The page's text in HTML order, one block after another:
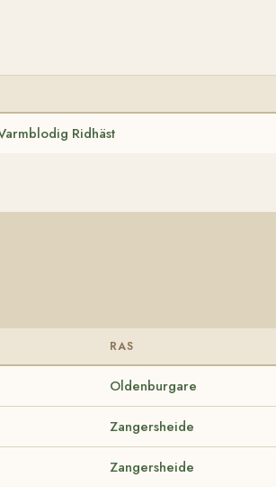
Ridhäst
RAS
Oldenburgare
Zangersheide
Zangersheide